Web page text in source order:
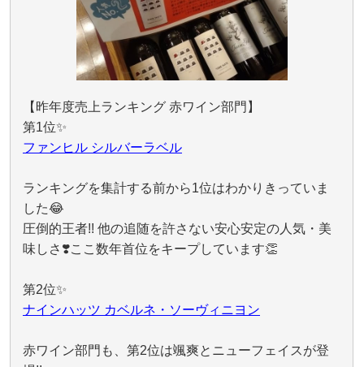
【昨年度売上ランキング 赤ワイン部門】
第1位✨
ファンヒル シルバーラベル
ランキングを集計する前から1位はわかりきっていま
した😂
圧倒的王者!! 他の追随を許さない安心安定の人気・美
味しさ❣️ここ数年首位をキープしています👏
第2位✨
ナインハッツ カベルネ・ソーヴィニヨン
赤ワイン部門も、第2位は颯爽とニューフェイスが登